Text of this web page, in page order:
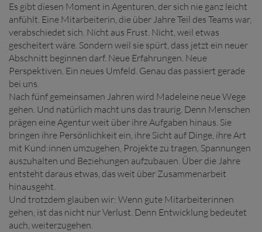
Es gibt diesen Moment in Agenturen, der sich nie ganz leicht
anfühlt. Eine Mitarbeiterin, die über Jahre Teil des Teams war,
verabschiedet sich. Nicht aus Frust. Nicht, weil etwas
gescheitert wäre. Sondern weil sie spürt, dass jetzt ein neuer
Abschnitt beginnen darf. Neue Erfahrungen. Neue
Perspektiven. Ein neues Umfeld. Genau das passiert gerade
bei uns.
Nach fünf gemeinsamen Jahren wird Madeleine neue Wege
gehen. Und natürlich macht uns das traurig. Denn Menschen
prägen eine Agentur weit über ihre Aufgaben hinaus. Sie
bringen ihre Persönlichkeit ein, ihre Sicht auf Dinge, ihre Art
mit Kund:innen umzugehen, Projekte zu tragen, Spannungen
auszuhalten und Beziehungen aufzubauen. Über die Jahre
entsteht daraus etwas, das weit über Zusammenarbeit
hinausgeht.
Und trotzdem glauben wir: Wenn gute Mitarbeiterinnen
gehen, ist das nicht nur Verlust. Denn Entwicklung bedeutet
auch, weiterzugehen.